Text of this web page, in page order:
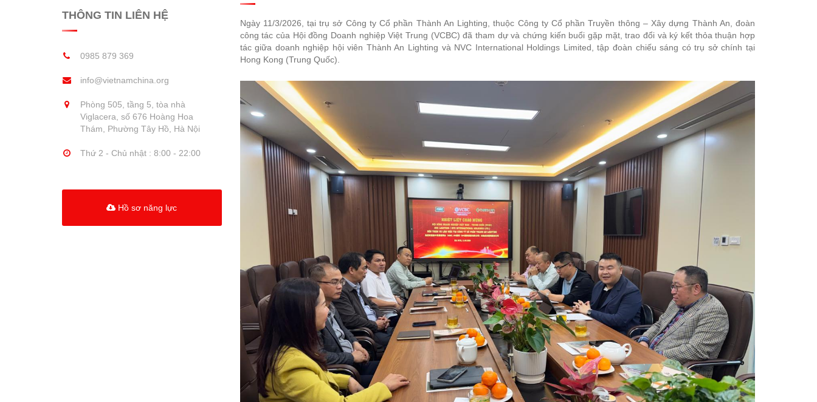
Ngày 11/3/2026, tại trụ sở Công ty Cổ phần Thành An Lighting , thuộc Công ty Cổ phần Truyền thông – Xây dựng Thành An , đoàn
công tác của Hội đồng Doanh nghiệp Việt Trung (VCBC) đã tham dự và chứng kiến buổi gặp mặt, trao đổi và ký kết thỏa thuận hợp
tác giữa doanh nghiệp hội viên Thành An Lighting và NVC International Holdings Limited , tập đoàn chiếu sáng có trụ sở chính tại
Hong Kong (Trung Quốc).
THÔNG TIN LIÊN HỆ
0985 879 369
info@vietnamchina.org
Phòng 505, tầng 5, tòa nhà
Viglacera, số 676 Hoàng Hoa
Thám, Phường Tây Hồ, Hà Nội
Thứ 2 - Chủ nhật : 8:00 - 22:00
Hồ sơ năng lực